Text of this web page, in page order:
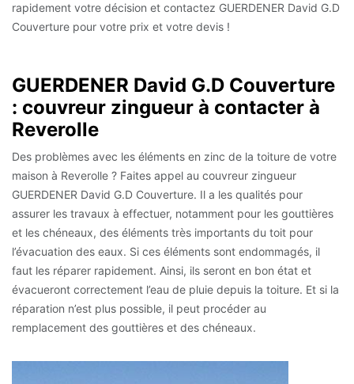
rapidement votre décision et contactez GUERDENER David G.D
Couverture pour votre prix et votre devis !
GUERDENER David G.D Couverture
: couvreur zingueur à contacter à
Reverolle
Des problèmes avec les éléments en zinc de la toiture de votre
maison à Reverolle ? Faites appel au couvreur zingueur
GUERDENER David G.D Couverture. Il a les qualités pour
assurer les travaux à effectuer, notamment pour les gouttières
et les chéneaux, des éléments très importants du toit pour
l’évacuation des eaux. Si ces éléments sont endommagés, il
faut les réparer rapidement. Ainsi, ils seront en bon état et
évacueront correctement l’eau de pluie depuis la toiture. Et si la
réparation n’est plus possible, il peut procéder au
remplacement des gouttières et des chéneaux.